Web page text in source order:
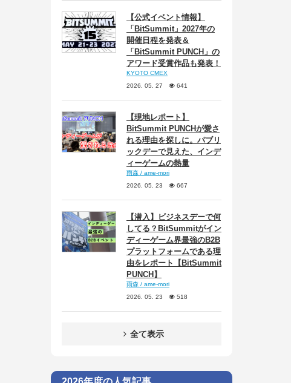
【公式イベント情報】
「BitSummit」2027年の
開催日程を発表＆
「BitSummit PUNCH」の
アワード受賞作品も発表！
KYOTO CMEX
2026. 05. 27
641
【現地レポート】
BitSummit PUNCHが愛さ
れる理由を探しに。パブリ
ックデーで見えた、インデ
ィーゲームの熱量
雨森 / ame-mori
2026. 05. 23
667
【潜入】ビジネスデーで何
してる？BitSummitがイン
ディーゲーム界最強のB2B
プラットフォームである理
由をレポート【BitSummit
PUNCH】
雨森 / ame-mori
2026. 05. 23
518
全て表示